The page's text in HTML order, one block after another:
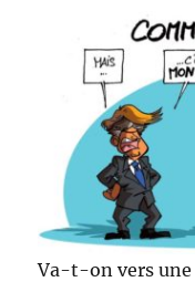
Va-t-on vers